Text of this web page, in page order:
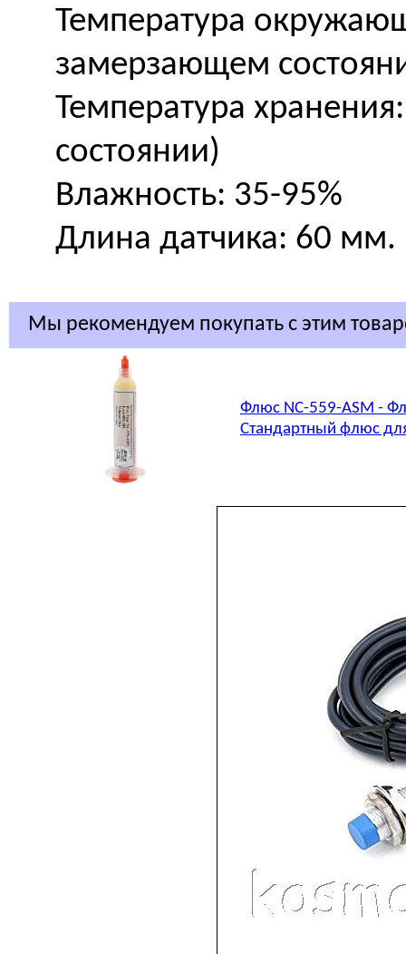
Температура
замерзающем
Температура
состоянии)
Влажность: 35-95%
Длина датчика: 60 мм.
Мы рекомендуем покупать с этим
Флюс NC-559-ASM -
Стандартный флюс